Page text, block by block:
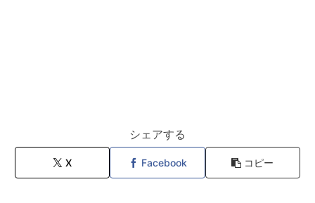
シェアする
X Facebook コピー